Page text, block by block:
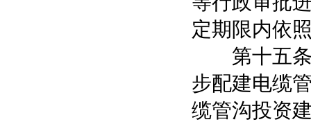
定期限内依
第十五条
步配建电缆
缆管沟投资